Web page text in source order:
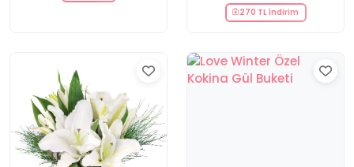
270 TL İndirim